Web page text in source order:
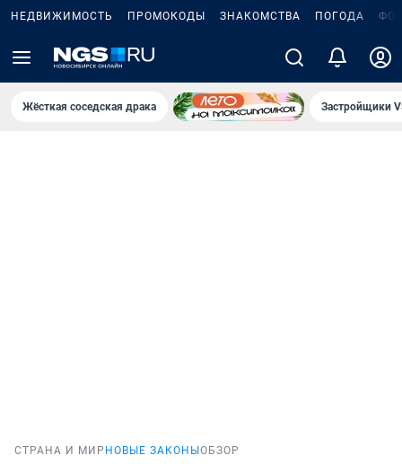
НЕДВИЖИМОСТЬ ПРОМОКОДЫ ЗНАКОМСТВА ПОГОДА
Жёсткая соседская драка Застройщики
СТРАНА И МИР НОВЫЕ ЗАКОНЫ ОБЗОР